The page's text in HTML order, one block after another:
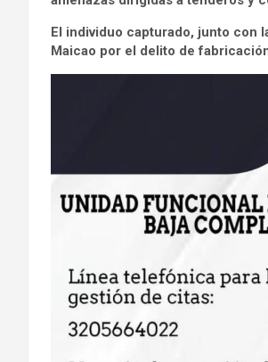
El individuo capturado, junto con
Maicao por el delito de